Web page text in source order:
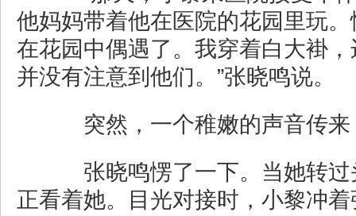
他妈妈带着他在医院的花园里玩
在花园中偶遇了。我穿着白大褂
并没有注意到他们。”张晓鸣说。
突然，一个稚嫩的声音传来
张晓鸣愣了一下。当她转过
正看着她。目光对接时，小黎冲